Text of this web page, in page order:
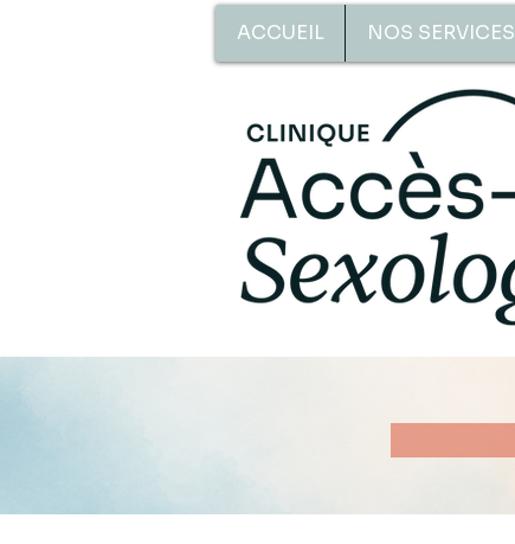
ACCUEIL NOS SERVICES